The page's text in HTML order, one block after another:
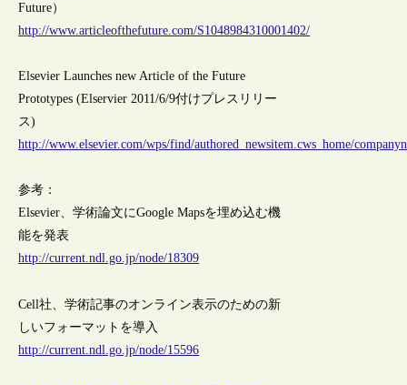
Future）
http://www.articleofthefuture.com/S1048984310001402/
Elsevier Launches new Article of the Future
Prototypes (Elservier 2011/6/9付けプレスリリー
ス)
http://www.elsevier.com/wps/find/authored_newsitem.cws_home/
参考：
Elsevier、学術論文にGoogle Mapsを埋め込む機
能を発表
http://current.ndl.go.jp/node/18309
Cell社、学術記事のオンライン表示のための新
しいフォーマットを導入
http://current.ndl.go.jp/node/15596